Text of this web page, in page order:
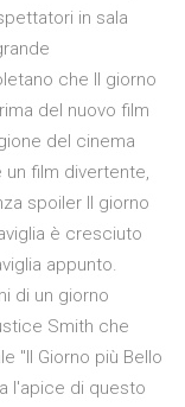
in sala
che Il giorno
del nuovo film
del cinema
un film divertente,
spoiler Il giorno
è cresciuto
appunto.
di un giorno
Smith che
"Il Giorno più Bello
l'apice di questo